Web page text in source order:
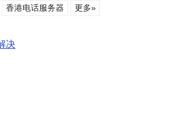
香港电话服务器 更多»
决